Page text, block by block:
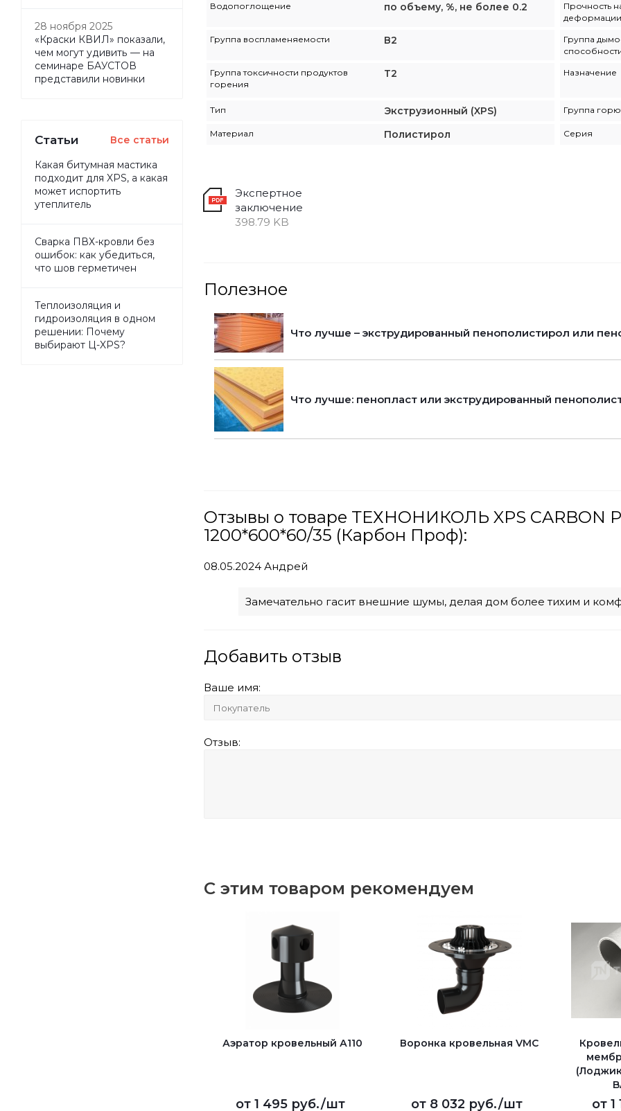
Водопоглощение по объему, %, не более 0.2
Прочность
Группа воспламеняемости В2
Группа
Группа токсичности продуктов
горения
Т2 Назначение
Тип Экструзионный (XPS) Группа
Материал Полистирол Серия
Экспертное
заключение
398.79 KB
Полезное
Что лучше – экструдированный пенополистирол или
Что лучше: пенопласт или экструдированный
Отзывы о товаре ТЕХНОНИКОЛЬ XPS CARBON
1200*600*60/35 (Карбон Проф):
08.05.2024 Андрей
Замечательно гасит внешние шумы, делая дом более тихим и
Добавить отзыв
Ваше имя:
Отзыв:
С этим товаром рекомендуем
Аэратор кровельный А110
от 1 495 руб./шт
Воронка кровельная VMC
от 8 032 руб./шт от 1
28 ноября 2025
«Краски КВИЛ» показали,
чем могут удивить — на
семинаре БАУСТОВ
представили новинки
Статьи Все статьи
Какая битумная мастика
подходит для XPS, а какая
может испортить
утеплитель
Сварка ПВХ-кровли без
ошибок: как убедиться,
что шов герметичен
Теплоизоляция и
гидроизоляция в одном
решении: Почему
выбирают Ц-XPS?